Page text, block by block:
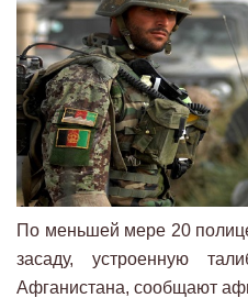
По меньшей мере 20
засаду, устроенную
Афганистана, сообщают